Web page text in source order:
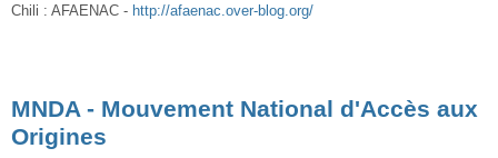
Chili : AFAENAC - http://afaenac.over-blog.org/
MNDA - Mouvement National d'Accès aux
Origines